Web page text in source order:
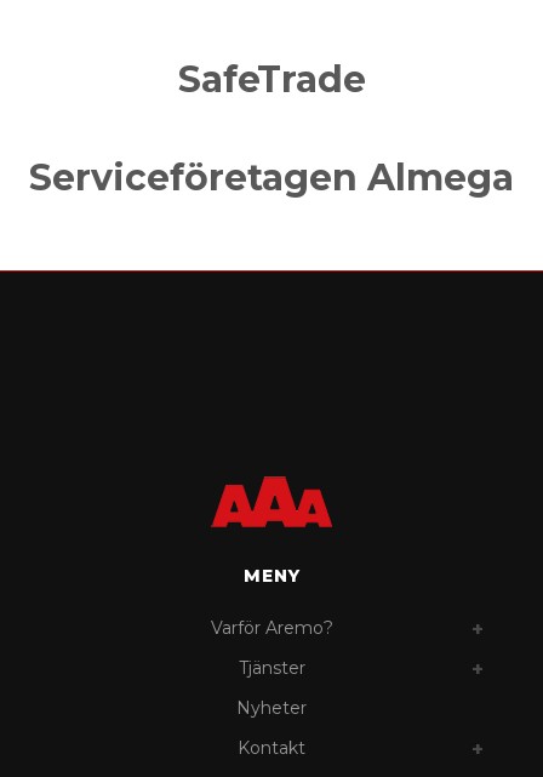
SafeTrade
Serviceföretagen Almega
MENY
Varför Aremo?
Tjänster
Nyheter
Kontakt